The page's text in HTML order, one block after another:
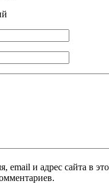
email и адрес сайта в